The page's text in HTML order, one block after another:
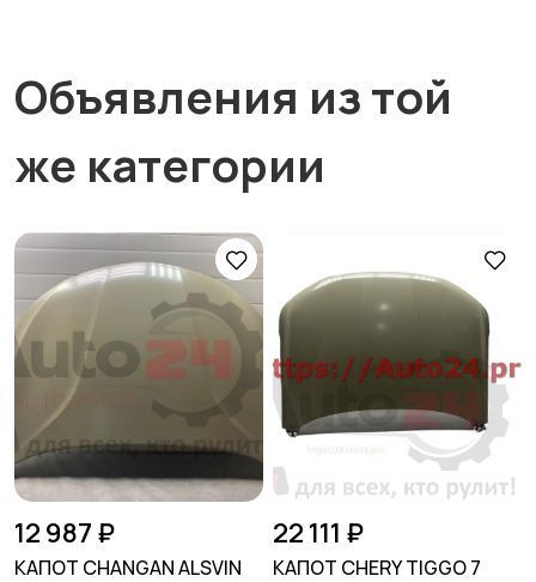
Объявления из той
же категории
12 987 ₽
КАПОТ CHANGAN ALSVIN
22 111 ₽
КАПОТ CHERY TIGGO 7